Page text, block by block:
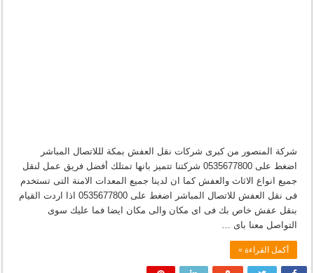
شركة المنصور من كبرى شركات نقل العفش بمكة لللاتصال المباشر
اضغط على 0535677800 شركتنا تتميز بانها تمتلك أفضل فريق عمل لنقل
جميع انواع الاثاث والعفش كما ان لدينا جميع المعدات الامنة التى تستخدم
فى نقل العفش للاتصال المباشر اضغط على 0535677800 اذا اردت القيام
بنقل عفش خاص بك فى اى مكان والى مكان ايضا فما عليك سوى
التواصل معنا باى …
أكمل القراءة »